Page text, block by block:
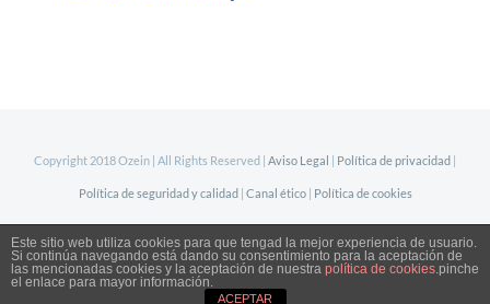
Copyright 2018 Ozein | All Rights Reserved | Aviso Legal Política de privacidad
Política de seguridad y calidad Canal ético| Política de cookies
LinkedIn
Este sitio web utiliza cookies para que tengad la mejor experiencia de usuario.
Si continúa navegando está dando su consentimiento para la aceptación de
las mencionadas cookies y la aceptación de nuestra política de cookies.pinche
el enlace para mayor información.
ACEPTAR
955 510 345